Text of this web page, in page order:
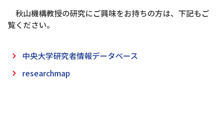
秋山機構教授の研究にご興味をお持ちの方は、下記もご
覧ください。
中央大学研究者情報データベース
researchmap